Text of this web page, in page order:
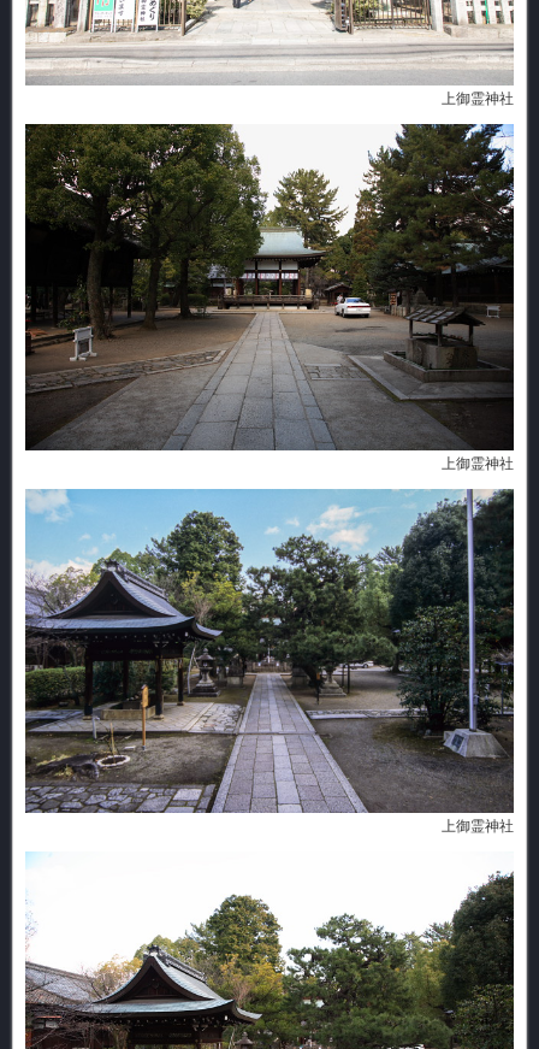
上御霊神社
上御霊神社
上御霊神社